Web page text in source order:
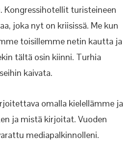
Kongressihotellit turisteineen
joka nyt on kriisissä. Me kun
toisillemme netin kautta ja
tältä osin kiinni. Turhia
kaivata.
omalla kielellämme ja
ja mistä kirjoitat. Vuoden
mediapalkinnolleni.